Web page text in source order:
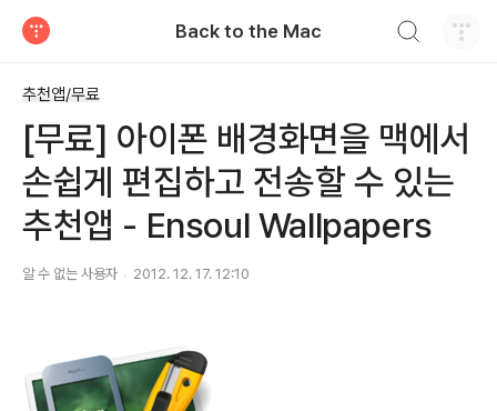
Back to the Mac
추천앱/무료
[무료] 아이폰 배경화면을 맥에서
손쉽게 편집하고 전송할 수 있는
추천앱 - Ensoul Wallpapers
알 수 없는 사용자 2012. 12. 17. 12:10